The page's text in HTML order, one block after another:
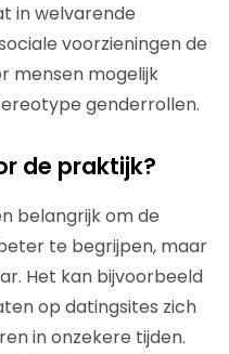
in welvarende
voorzieningen de
mensen mogelijk
genderrollen.
de praktijk?
belangrijk om de
te begrijpen, maar
Het kan bijvoorbeeld
op datingsites zich
in onzekere tijden.